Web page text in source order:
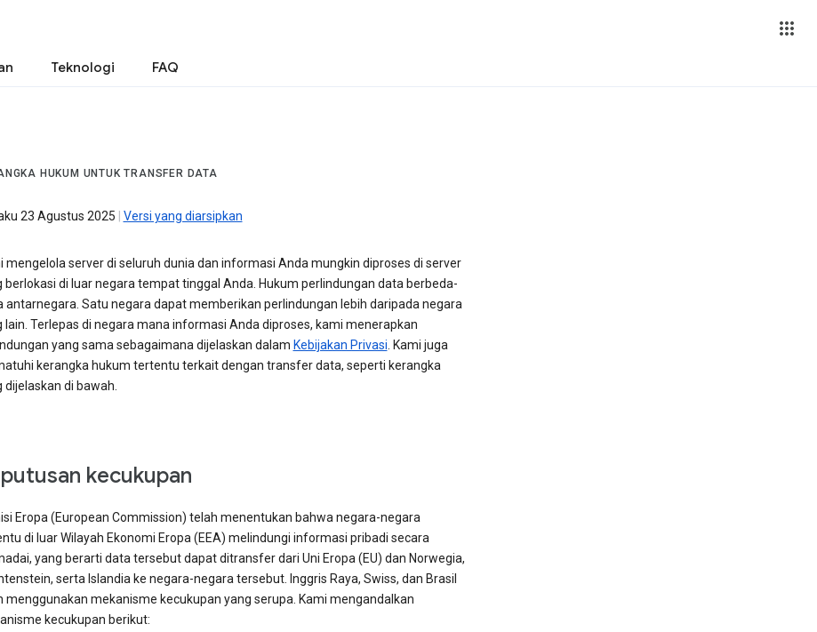
Teknologi FAQ
HUKUM UNTUK TRANSFER DATA
23 Agustus 2025 Versi yang diarsipkan
mengelola server di seluruh dunia dan informasi Anda mungkin diproses di server
berlokasi di luar negara tempat tinggal Anda. Hukum perlindungan data berbeda-
antarnegara. Satu negara dapat memberikan perlindungan lebih daripada negara
lain. Terlepas di negara mana informasi Anda diproses, kami menerapkan
yang sama sebagaimana dijelaskan dalam Kebijakan Privasi. Kami juga
kerangka hukum tertentu terkait dengan transfer data, seperti kerangka
dijelaskan di bawah.
kecukupan
Eropa (European Commission) telah menentukan bahwa negara-negara
di luar Wilayah Ekonomi Eropa (EEA) melindungi informasi pribadi secara
yang berarti data tersebut dapat ditransfer dari Uni Eropa (EU) dan Norwegia,
serta Islandia ke negara-negara tersebut. Inggris Raya, Swiss, dan Brasil
menggunakan mekanisme kecukupan yang serupa. Kami mengandalkan
kecukupan berikut: